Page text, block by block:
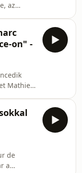
az
kocsi
Dávid és
der Poel
on" -
Mathieu
is
A
Tour
de
a